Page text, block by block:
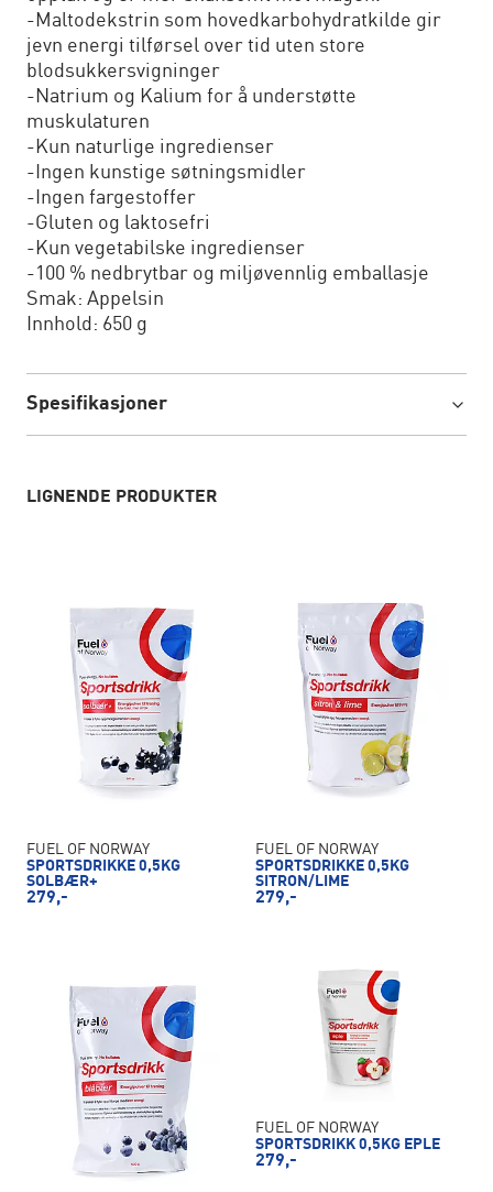
-Maltodekstrin som hovedkarbohydratkilde gir
jevn energi tilførsel over tid uten store
blodsukkersvigninger
-Natrium og Kalium for å understøtte
muskulaturen
-Kun naturlige ingredienser
-Ingen kunstige søtningsmidler
-Ingen fargestoffer
-Gluten og laktosefri
-Kun vegetabilske ingredienser
-100 % nedbrytbar og miljøvennlig emballasje
Smak: Appelsin
Innhold: 650 g
Spesifikasjoner
LIGNENDE PRODUKTER
FUEL OF NORWAY
SPORTSDRIKKE 0,5KG
SOLBÆR+
279,-
FUEL OF NORWAY
SPORTSDRIKKE 0,5KG
SITRON/LIME
279,-
FUEL OF NORWAY
SPORTSDRIKK 0,5KG EPLE
279,-